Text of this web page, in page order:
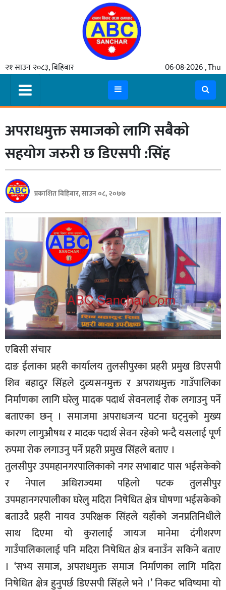
२१ साउन २०८३, बिहिबार 06-08-2026 , Thu
समाचार
मुख्य
समाचार
कुटनीती
अर्थ
रसरङ्ग
यौन/
स्वास्थ्य
बिशेष
भिडियो
पत्रपत्रिका
खेलकुद
बिश्व
अचम्म
दुनिया
बिचार
कुराकानी
जीवनशैली
साहित्य
सूचना-
प्रवधि
अपराधमुक्त समाजको लागि सबैको
सहयोग जरुरी छ डिएसपी :सिंह
प्रकाशित बिहिबार, साउन ०८, २०७७
एबिसी संचार
दाङ ईलाका प्रहरी कार्यालय तुलसीपुरका प्रहरी प्रमुख डिएसपी
शिव बहादुर सिंहले दुव्र्यसनमुक्त र अपराधमुक्त गाउँपालिका
निर्माणका लागि घरेलु मादक पदार्थ सेवनलाई रोक लगाउनु पर्ने
बताएका छन् । समाजमा अपराधजन्य घटना घट्नुको मुख्य
कारण लागुऔषध र मादक पदार्थ सेवन रहेको भन्दै यसलाई पूर्ण
रुपमा रोक लगाउनु पर्ने प्रहरी प्रमुख सिंहले बताए ।
तुलसीपुर उपमहानगरपालिकाको नगर सभाबाट पास भईसकेको
र नेपाल अधिराज्यमा पहिलो पटक तुलसीपुर
उपमहानगरपालीका घरेलु मदिरा निषेधित क्षेत्र घोषणा भईसकेको
बताउदै प्रहरी नायव उपरिक्षक सिंहले यहाँको जनप्रतिनिधीले
साथ दिएमा यो कुरालाई जायज मानेमा दंगीशरण
गाउँपालिकालाई पनि मदिरा निषेधित क्षेत्र बनाउँन सकिने बताए
। ‘सभ्य समाज, अपराधमुक्त समाज निर्माणका लागि मदिरा
निषेधित क्षेत्र हुनुपर्छ डिएसपी सिंहले भने ।’ निकट भविष्यमा यो